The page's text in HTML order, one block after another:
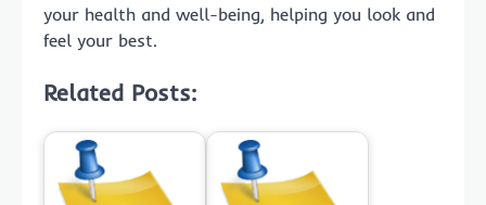
your health and well-being, helping you look and
feel your best.
Related Posts: